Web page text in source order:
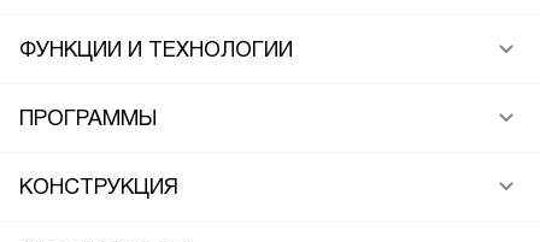
ФУНКЦИИ И ТЕХНОЛОГИИ
ПРОГРАММЫ
КОНСТРУКЦИЯ